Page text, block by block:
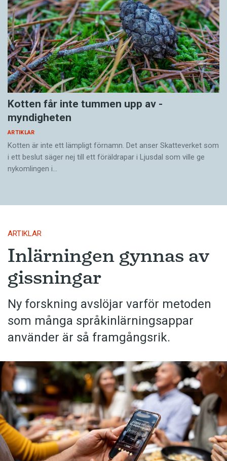
Kotten får inte tummen upp av ­
myndigheten
ARTIKLAR
Kotten är inte ett lämpligt förnamn. Det anser Skatte­verket som
i ett beslut säger nej till ett föräldra­par i Ljusdal som ville ge
nykomlingen i…
ARTIKLAR
Inlärningen gynnas av
gissningar
Ny forskning avslöjar varför metoden
som många språkinlärningsappar
använder är så framgångsrik.